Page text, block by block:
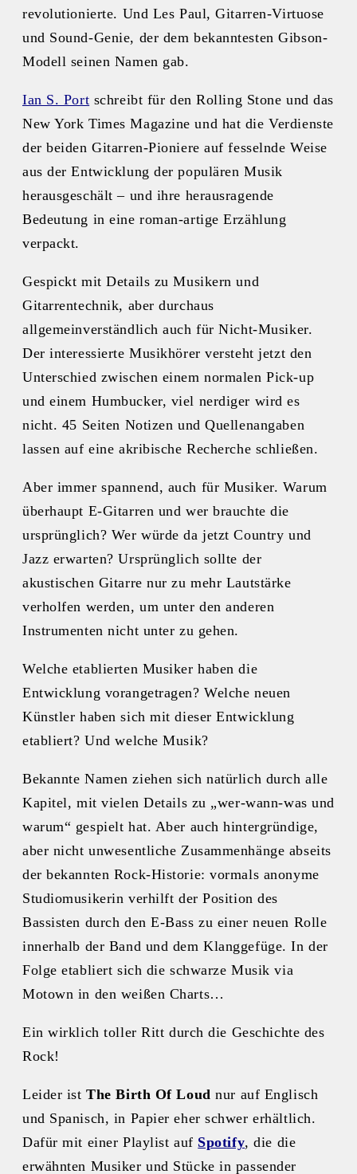
revolutionierte. Und Les Paul, Gitarren-Virtuose
und Sound-Genie, der dem bekanntesten Gibson-
Modell seinen Namen gab.
Ian S. Port schreibt für den Rolling Stone und das
New York Times Magazine und hat die Verdienste
der beiden Gitarren-Pioniere auf fesselnde Weise
aus der Entwicklung der populären Musik
herausgeschält – und ihre herausragende
Bedeutung in eine roman-artige Erzählung
verpackt.
Gespickt mit Details zu Musikern und
Gitarrentechnik, aber durchaus
allgemeinverständlich auch für Nicht-Musiker.
Der interessierte Musikhörer versteht jetzt den
Unterschied zwischen einem normalen Pick-up
und einem Humbucker, viel nerdiger wird es
nicht. 45 Seiten Notizen und Quellenangaben
lassen auf eine akribische Recherche schließen.
Aber immer spannend, auch für Musiker. Warum
überhaupt E-Gitarren und wer brauchte die
ursprünglich? Wer würde da jetzt Country und
Jazz erwarten? Ursprünglich sollte der
akustischen Gitarre nur zu mehr Lautstärke
verholfen werden, um unter den anderen
Instrumenten nicht unter zu gehen.
Welche etablierten Musiker haben die
Entwicklung vorangetragen? Welche neuen
Künstler haben sich mit dieser Entwicklung
etabliert? Und welche Musik?
Bekannte Namen ziehen sich natürlich durch alle
Kapitel, mit vielen Details zu „wer-wann-was und
warum“ gespielt hat. Aber auch hintergründige,
aber nicht unwesentliche Zusammenhänge abseits
der bekannten Rock-Historie: vormals anonyme
Studiomusikerin verhilft der Position des
Bassisten durch den E-Bass zu einer neuen Rolle
innerhalb der Band und dem Klanggefüge. In der
Folge etabliert sich die schwarze Musik via
Motown in den weißen Charts…
Ein wirklich toller Ritt durch die Geschichte des
Rock!
Leider istThe Birth Of Loud nur auf Englisch
und Spanisch, in Papier eher schwer erhältlich.
Dafür mit einer Playlist auf Spotify, die die
erwähnten Musiker und Stücke in passender